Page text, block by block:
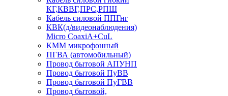
КГ,КВВГ,ПРС,РПШ
Кабель силовой ППГнг
КВК(д/видеонаблюдения)
Micro CoaxiA+CuL
КММ микрофонный
ПГВА (автомобильный)
Провод бытовой АПУНП
Провод бытовой ПуВВ
Провод бытовой ПуГВВ
Провод бытовой,